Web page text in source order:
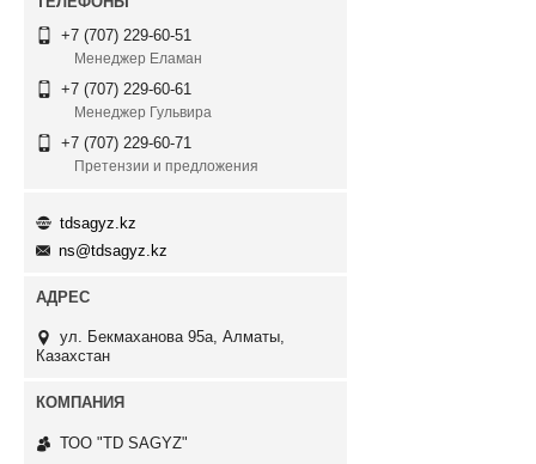
+7 (707) 229-60-51
Менеджер Еламан
+7 (707) 229-60-61
Менеджер Гульвира
+7 (707) 229-60-71
Претензии и предложения
tdsagyz.kz
ns@tdsagyz.kz
ул. Бекмаханова 95а, Алматы,
Казахстан
ТОО "TD SAGYZ"